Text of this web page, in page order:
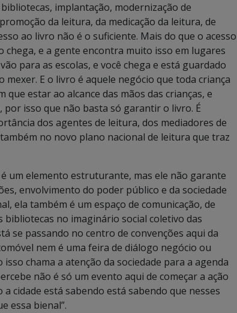
implantação, modernização de
da leitura, da medicação da leitura, de
ao livro não é o suficiente. Mais do que o acesso
chega, e a gente encontra muito isso em lugares
para as escolas, e você chega e está guardado
E o livro é aquele negócio que toda criança
estar ao alcance das mãos das crianças, e
por isso que não basta só garantir o livro. É
dos agentes de leitura, dos mediadores de
no novo plano nacional de leitura que traz
um elemento estruturante, mas ele não garante
envolvimento do poder público e da sociedade
ela também é um espaço de comunicação, de
no imaginário social coletivo das
se passando no centro de convenções aqui da
nem é uma feira de diálogo negócio ou
chama a atenção da sociedade para a agenda
não é só um evento aqui de começar a ação
cidade está sabendo está sabendo que nesses
essa bienal”.